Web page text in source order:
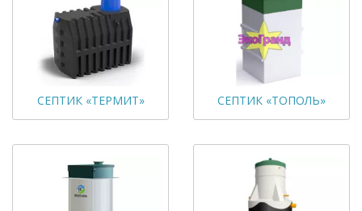
СЕПТИК «ТЕРМИТ» СЕПТИК «ТОПОЛЬ»